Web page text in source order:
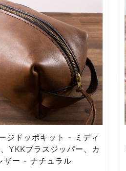
ジドッポキット - ミディ
YKKブラスジッパー、カ
ザー - ナチュラル